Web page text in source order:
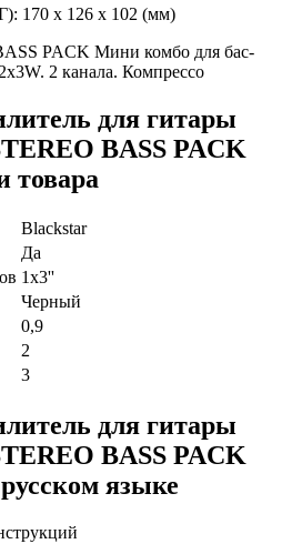
170 x 126 x 102 (мм)
PACK Мини комбо для бас-
2 канала. Компрессо
для гитары
BASS PACK
товара
Blackstar
Да
1х3''
Черный
0,9
2
3
для гитары
BASS PACK
языке